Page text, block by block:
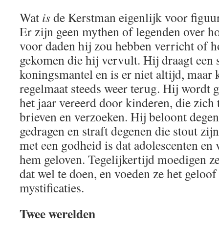
Wat isde Kerstman eigenlijk voor
Er zijn geen mythen of legenden over
voor daden hij zou hebben verricht of
gekomen die hij vervult. Hij draagt een
koningsmantel en is er niet altijd, maar
regelmaat steeds weer terug. Hij wordt
het jaar vereerd door kinderen, die
brieven en verzoeken. Hij beloont
gedragen en straft degenen die stout
met een godheid is dat adolescenten
hem geloven. Tegelijkertijd moedigen
dat wel te doen, en voeden ze het
mystificaties.
Twee werelden